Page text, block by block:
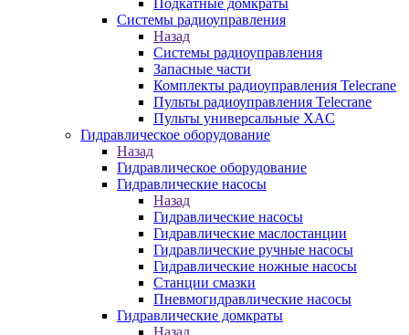
Подкатные домкраты
Системы радиоуправления
Назад
Системы радиоуправления
Запасные части
Комплекты радиоуправления Telecrane
Пульты радиоуправления Telecrane
Пульты универсальные XAC
Гидравлическое оборудование
Назад
Гидравлическое оборудование
Гидравлические насосы
Назад
Гидравлические насосы
Гидравлические маслостанции
Гидравлические ручные насосы
Гидравлические ножные насосы
Станции смазки
Пневмогидравлические насосы
Гидравлические домкраты
Назад